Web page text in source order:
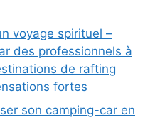
voyage spirituel –
des professionnels à
de rafting
fortes
son camping-car en